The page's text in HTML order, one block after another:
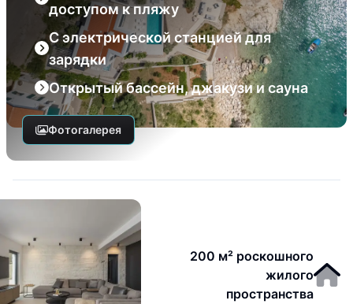
доступом к пляжу
C электрической станцией для
зарядки
Открытый бассейн, джакузи и сауна
Фотогалерея
200 м² роскошного
жилого
пространства